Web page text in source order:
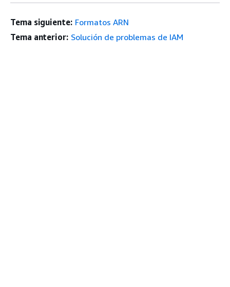
Tema siguiente: Formatos ARN
Tema anterior: Solución de problemas de IAM